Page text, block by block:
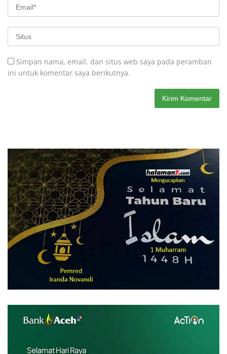
Simpan nama, email, dan situs web saya pada peramban
ini untuk komentar saya berikutnya.